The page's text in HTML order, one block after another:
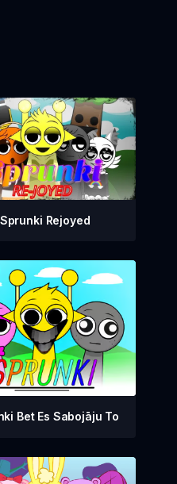
Sprunki Rejoyed
Bet Es Sabojāju To